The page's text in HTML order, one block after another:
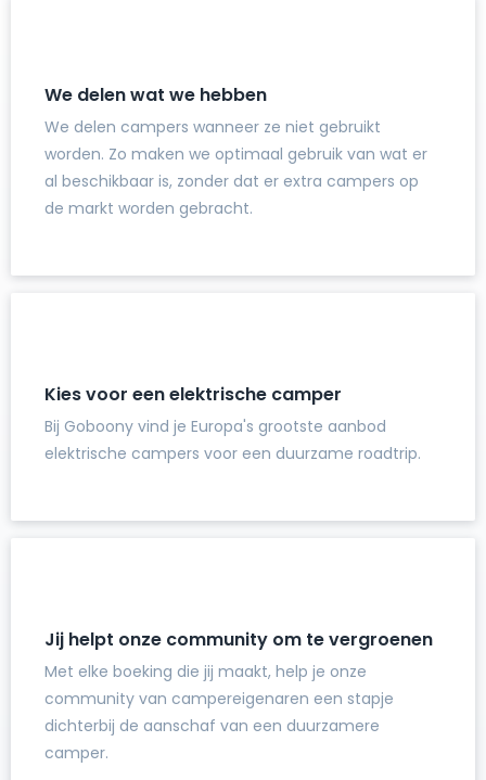
We delen wat we hebben
We delen campers wanneer ze niet gebruikt
worden. Zo maken we optimaal gebruik van wat er
al beschikbaar is, zonder dat er extra campers op
de markt worden gebracht.
Kies voor een elektrische camper
Bij Goboony vind je Europa's grootste aanbod
elektrische campers voor een duurzame roadtrip.
Jij helpt onze community om te vergroenen
Met elke boeking die jij maakt, help je onze
community van campereigenaren een stapje
dichterbij de aanschaf van een duurzamere
camper.